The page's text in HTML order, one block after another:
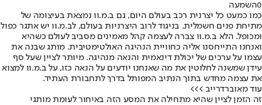
0השמעה
כמו כמעט כל יצרנית רכב בעולם היום, גם ב.מ.וו נמצאת בעיצומה של
מתיחת פנים חשמלית. בניגוד לרוב היצרניות בעולם, לב.מ.וו יש אתגר כפול
ומכופל. הלא ב.מ.וו צברה לעצמה קהל מאמינים מסביב לעולם כשהיא
ואנחנו התייחסנו אליה כחוויית הנהיגה האולטימטיבית. מותג שבנה את
עצמו על ערכים של יכולת דינאמית והנאה מנהיגה. מיותר לציין שעל סף
עידן שמשנה לחלוטין את מה שאנחנו יודעים על הנאה כזו, על ב.מ.וו למצוא
את עצמה מחדש בתוך הנתיב המפותל בדרך לתחבורת העתיד.
עוד מאוברדרייב >>>
זה הזמן לציין שהיא מתחילה את המסע הזה באיחור לעומת מותגי